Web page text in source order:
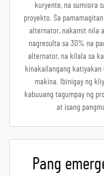
kuryente, na sumisira
proyekto. Sa
alternator, nakamit nila
nagresulta sa 30% na
alternator, na kilala sa
kinakailangang katiyakan
makina. Ibinigay ng
kabuuang tagumpay ng
at isang
Pang